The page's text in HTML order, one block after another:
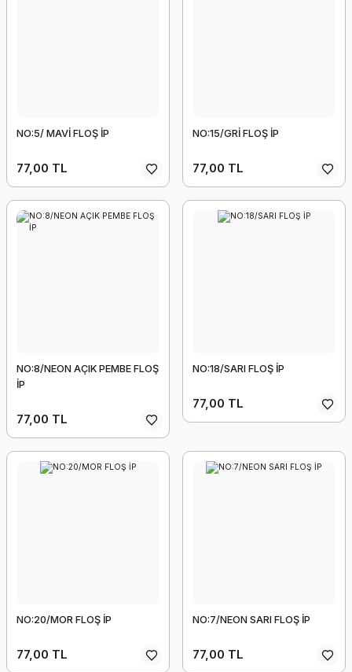
NO:5/ MAVİ FLOŞ İP
77,00 TL
NO:15/GRİ FLOŞ İP
77,00 TL
NO:8/NEON AÇIK PEMBE FLOŞ
İP
77,00 TL
NO:18/SARI FLOŞ İP
77,00 TL
NO:20/MOR FLOŞ İP
77,00 TL
NO:7/NEON SARI FLOŞ İP
77,00 TL